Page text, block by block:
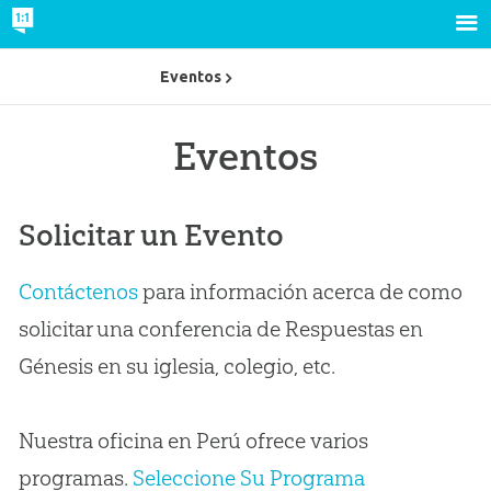
Eventos
Solicitar un Evento
Contáctenospara información acerca de como
solicitar una conferencia de Respuestas en
Génesis en su iglesia, colegio, etc.
Nuestra oficina en Perú ofrece varios
programas. Seleccione Su Programa
Eventos